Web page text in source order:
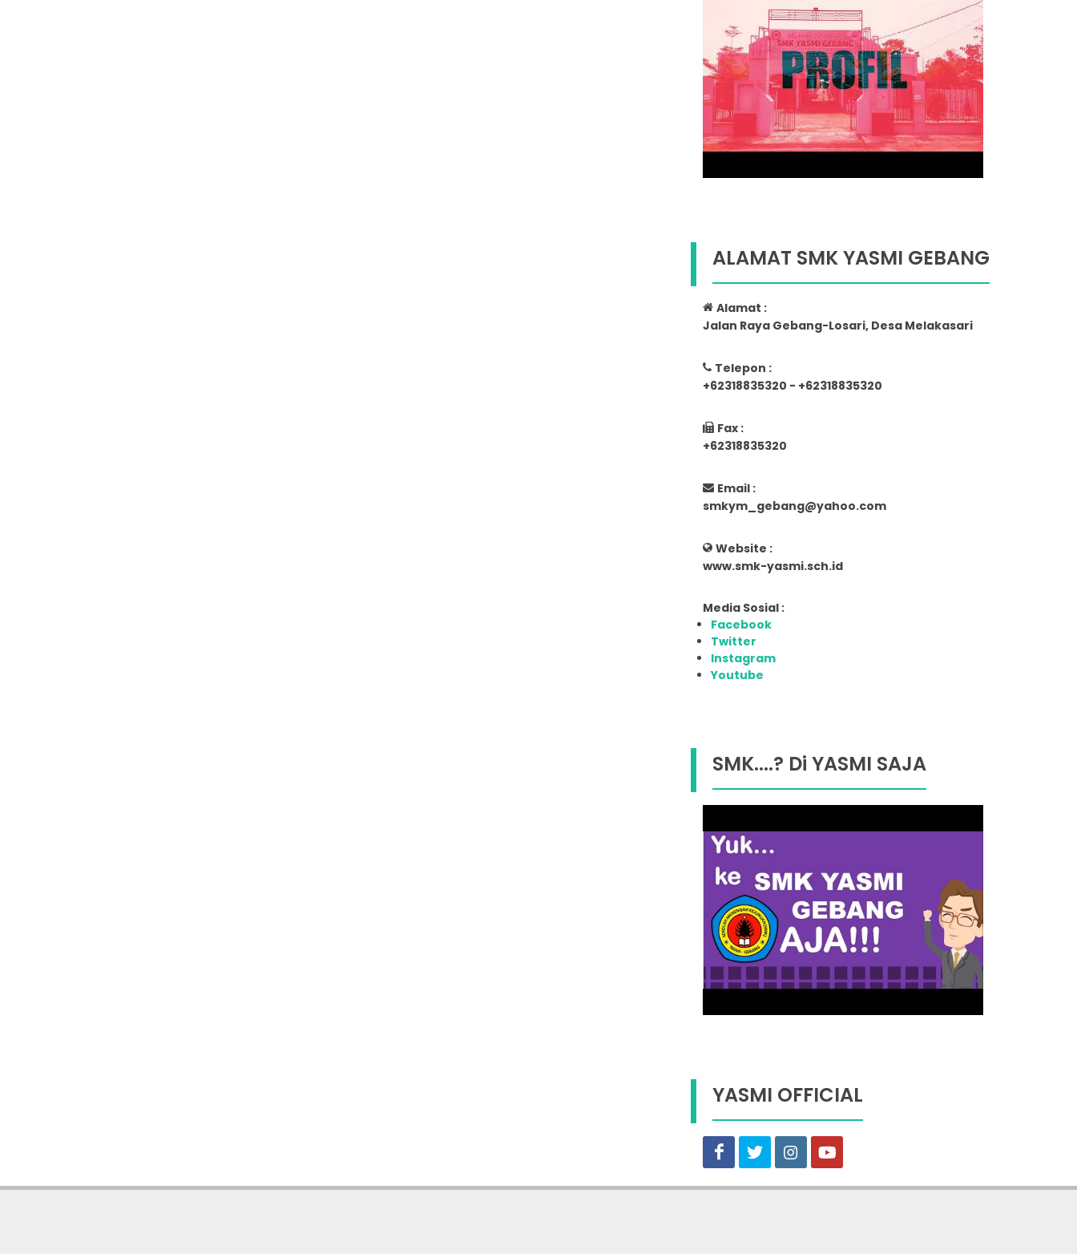
ALAMAT SMK YASMI GEBANG
Alamat :
Jalan Raya Gebang-Losari, Desa Melakasari
Telepon :
+62318835320 - +62318835320
Fax :
+62318835320
Email :
smkym_gebang@yahoo.com
Website :
www.smk-yasmi.sch.id
Media Sosial :
Facebook
Twitter
Instagram
Youtube
SMK....? Di YASMI SAJA
YASMI OFFICIAL